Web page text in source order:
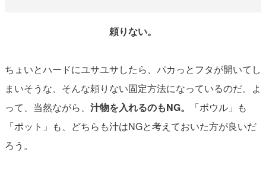
頼りない。
ちょいとハードにユサユサしたら、パカっとフタが開いてし
まいそうな、そんな頼りない固定方法になっているのだ。よ
って、当然ながら、 汁物を入れるのもNG。
「ボウル」も
「ポット」も、どちらも汁はNGと考えておいた方が良いだ
ろう。